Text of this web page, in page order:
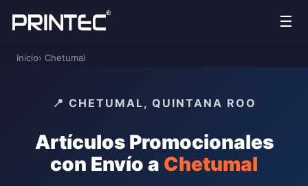
☰
Inicio› Chetumal
📍 CHETUMAL, QUINTANA ROO
Artículos Promocionales
con Envío a Chetumal